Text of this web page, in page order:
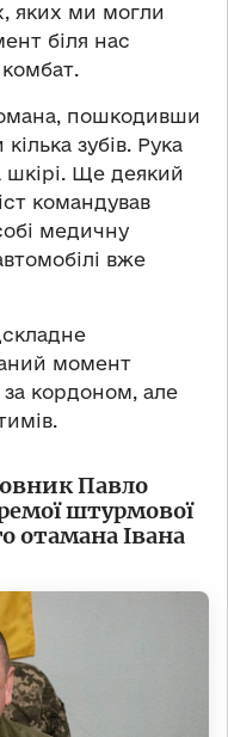
яких ми могли
біля нас
пошкодивши
зубів. Рука
Ще деякий
командував
медичну
вже
момент
за кордоном, але
Павло
штурмової
отамана Івана